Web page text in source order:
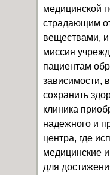
медицинской
страдающим
веществами,
миссия
пациентам
зависимости,
сохранить
клиника
надежного и
центра, где
медицинские
для